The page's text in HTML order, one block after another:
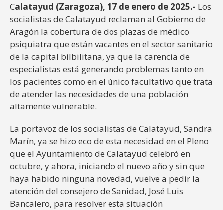
Calatayud (Zaragoza), 17 de enero de 2025.- Los
socialistas de Calatayud reclaman al Gobierno de
Aragón la cobertura de dos plazas de médico
psiquiatra que están vacantes en el sector sanitario
de la capital bilbilitana, ya que la carencia de
especialistas está generando problemas tanto en
los pacientes como en el único facultativo que trata
de atender las necesidades de una población
altamente vulnerable.
La portavoz de los socialistas de Calatayud, Sandra
Marín, ya se hizo eco de esta necesidad en el Pleno
que el Ayuntamiento de Calatayud celebró en
octubre, y ahora, iniciando el nuevo año y sin que
haya habido ninguna novedad, vuelve a pedir la
atención del consejero de Sanidad, José Luis
Bancalero, para resolver esta situación